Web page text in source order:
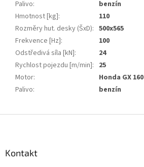
Palivo:
benzín
Hmotnost [kg]:
110
Rozměry hut. desky (ŠxD): 500x565
Frekvence [Hz]:
100
Odstředivá síla [kN]:
24
Rychlost pojezdu [m/min]: 25
Motor:
Honda GX 160
Palivo: benzín
Kontakt